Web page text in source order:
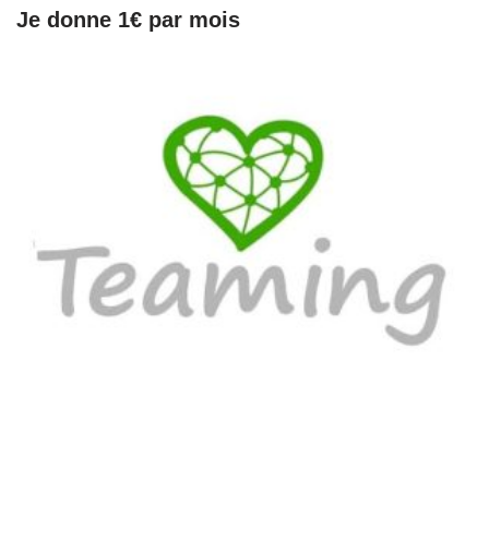
Je donne 1€ par mois